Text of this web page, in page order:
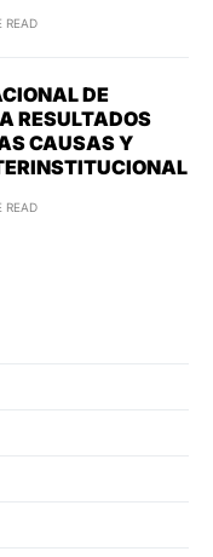
READ
DE
RESULTADOS
CAUSAS Y
READ